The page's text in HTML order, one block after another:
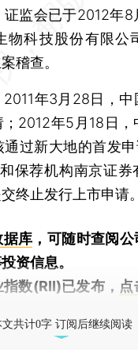
监会已于2012年8
物科技股份有限公
稽查。
年3月28日，中
2012年5月18日，
过新大地的首发
保荐机构南京证券
终止发行上市申请。
据库 ，可随时查阅公
资信息。
数(RII)已发布， 点
文共计0字 订阅后继续阅读